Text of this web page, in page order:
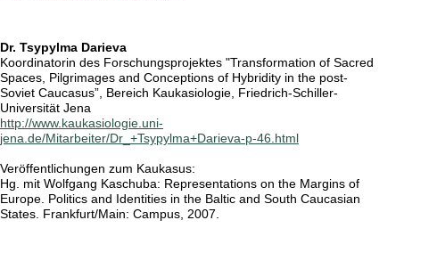
Dr. Tsypylma Darieva
Koordinatorin des Forschungsprojektes "Transformation of Sacred
Spaces, Pilgrimages and Conceptions of Hybridity in the post-
Soviet Caucasus”, Bereich Kaukasiologie, Friedrich-Schiller-
Universität Jena
http://www.kaukasiologie.uni-
jena.de/Mitarbeiter/Dr_+Tsypylma+Darieva-p-46.html
Veröffentlichungen zum Kaukasus:
Hg. mit Wolfgang Kaschuba: Representations on the Margins of
Europe. Politics and Identities in the Baltic and South Caucasian
States. Frankfurt/Main: Campus, 2007.